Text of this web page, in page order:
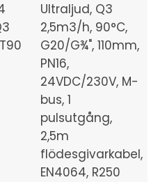
Ultraljud, Q3
2,5m3/h, 90°C,
G20/G¾", 110mm,
PN16,
24VDC/230V, M-
bus, 1
pulsutgång,
2,5m
flödesgivarkabel,
EN4064, R250